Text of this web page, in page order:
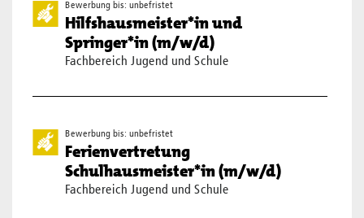
Bewerbung bis: unbefristet
Hilfshausmeister*in und
Springer*in (m/w/d)
Fachbereich Jugend und Schule
Bewerbung bis: unbefristet
Ferienvertretung
Schulhausmeister*in (m/w/d)
Fachbereich Jugend und Schule